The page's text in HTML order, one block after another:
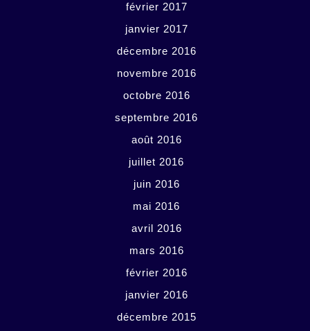
février 2017
janvier 2017
décembre 2016
novembre 2016
octobre 2016
septembre 2016
août 2016
juillet 2016
juin 2016
mai 2016
avril 2016
mars 2016
février 2016
janvier 2016
décembre 2015